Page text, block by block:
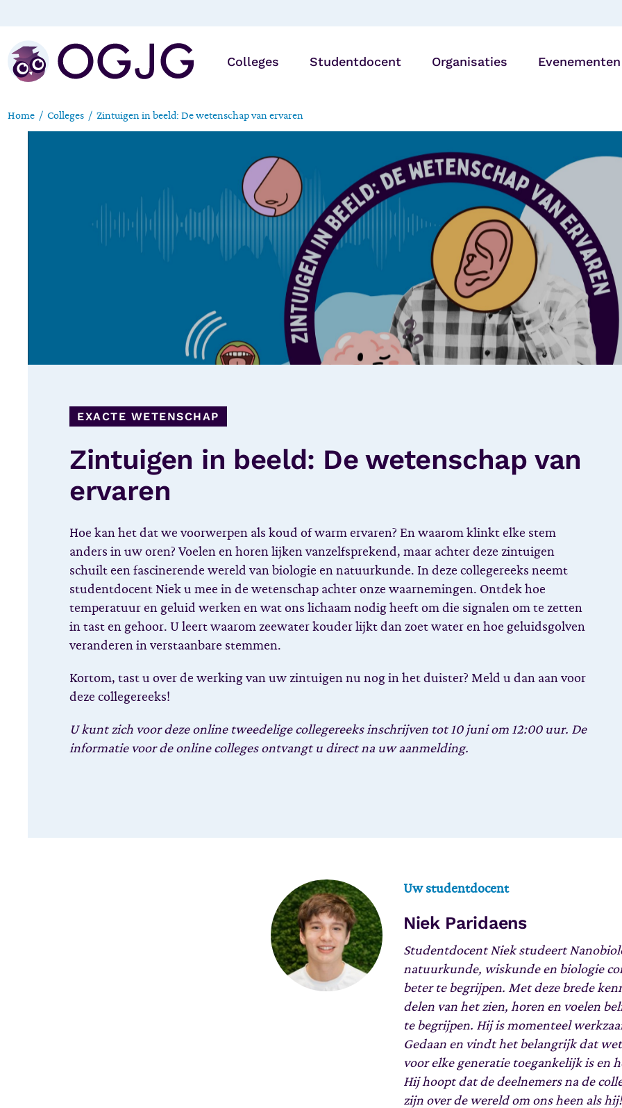
Colleges
Op locatie
Studentdocent Organisaties
Onderwijsinstellingen
Zorg- en
welzijnsorganisaties
Evenementen
Utrecht
Home Colleges Zintuigen in beeld: De wetenschap van ervaren
EXACTE WETENSCHAP
Zintuigen in beeld: De wetenschap van
ervaren
Hoe kan het dat we voorwerpen als koud of warm ervaren? En waarom klinkt elke stem
anders in uw oren? Voelen en horen lijken vanzelfsprekend, maar achter deze zintuigen
schuilt een fascinerende wereld van biologie en natuurkunde. In deze collegereeks neemt
studentdocent Niek u mee in de wetenschap achter onze waarnemingen. Ontdek hoe
temperatuur en geluid werken en wat ons lichaam nodig heeft om die signalen om te zetten
in tast en gehoor. U leert waarom zeewater kouder lijkt dan zoet water en hoe geluidsgolven
veranderen in verstaanbare stemmen.
Kortom, tast u over de werking van uw zintuigen nu nog in het duister? Meld u dan aan voor
deze collegereeks!
U kunt zich voor deze online tweedelige collegereeks inschrijven tot 10 juni om 12:00 uur. De
informatie voor de online colleges ontvangt u direct na uw aanmelding.
Uw studentdocent
Niek Paridaens
Studentdocent Niek studeert
natuurkunde, wiskunde en biologie
beter te begrijpen. Met deze brede
delen van het zien, horen en voelen
te begrijpen. Hij is momenteel
Gedaan en vindt het belangrijk dat
voor elke generatie toegankelijk is en
Hij hoopt dat de deelnemers na de
zijn over de wereld om ons heen als hij!